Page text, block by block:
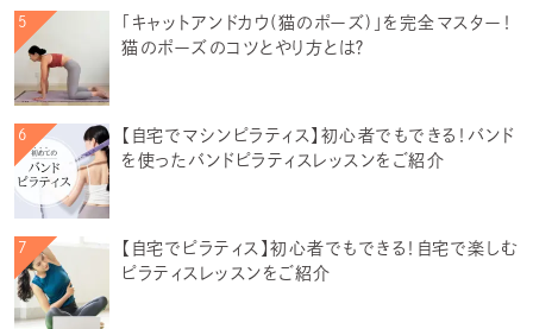
「キャットアンドカウ(猫のポーズ)」を完全マスター！
猫のポーズのコツとやり方とは？
【自宅でマシンピラティス】初心者でもできる！バンド
を使ったバンドピラティスレッスンをご紹介
【自宅でピラティス】初心者でもできる！自宅で楽しむ
ピラティスレッスンをご紹介